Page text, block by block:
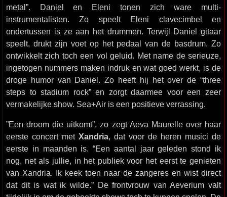
metal”. Daniel en Eleni tonen zich ware multi-
instrumentalisten. Zo speelt Eleni clavecimbel en
ondertussen is ze aan het drummen. Terwijl Daniel gitaar
speelt, drukt zijn voet op het pedaal van de basdrum. Zo
ontwikkelt zich toch een vol geluid. Met name de serieuze,
ingetogen nummers maken indruk en wat goed werkt, is de
droge humor van Daniel. Zo heeft hij het over de “three
steps to stadium rock” en zorgt daarmee voor een zeer
vermakelijke show. Sea+Air is een positieve verrassing.
”Een droom die uitkomt”, zo zegt Aeva Maurelle over haar
eerste concert met Xandria, dat voor de heren musici de
eerste in maanden is. “Een aantal jaar geleden stond ik
nog, net als jullie, in het publiek voor het eerst te genieten
van Xandria. Ik keek toen naar de zangeres en wist direct
dat dit is wat ik wilde.” De frontvrouw van Aeverium valt